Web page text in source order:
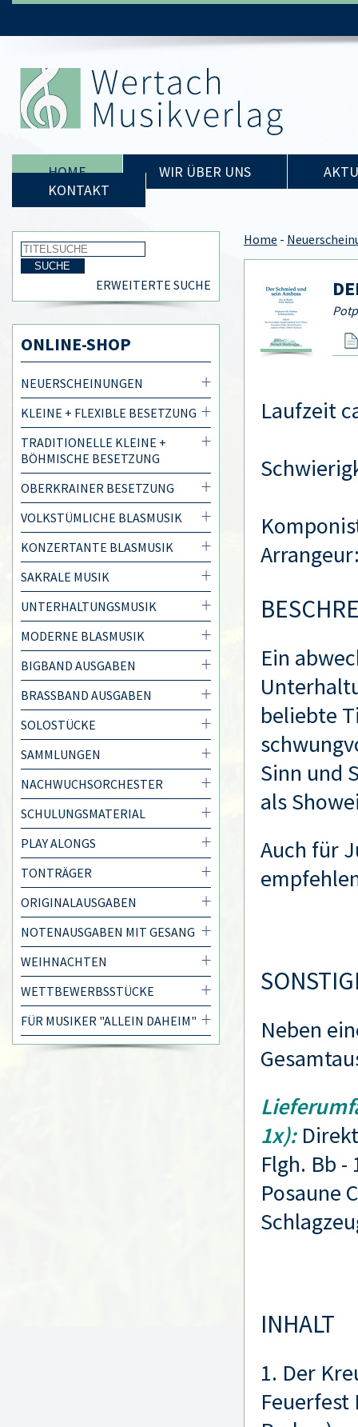
HOME WIR ÜBER UNS
KONTAKT
ERWEITERTE SUCHE
ONLINE-SHOP
NEUERSCHEINUNGEN
KLEINE + FLEXIBLE BESETZUNG
TRADITIONELLE KLEINE +
BÖHMISCHE BESETZUNG
OBERKRAINER BESETZUNG
VOLKSTÜMLICHE BLASMUSIK
KONZERTANTE BLASMUSIK
SAKRALE MUSIK
UNTERHALTUNGSMUSIK
MODERNE BLASMUSIK
BIGBAND AUSGABEN
BRASSBAND AUSGABEN
SOLOSTÜCKE
SAMMLUNGEN
NACHWUCHSORCHESTER
SCHULUNGSMATERIAL
PLAY ALONGS
TONTRÄGER
ORIGINALAUSGABEN
NOTENAUSGABEN MIT GESANG
WEIHNACHTEN
WETTBEWERBSSTÜCKE
FÜR MUSIKER "ALLEIN DAHEIM"
Home -
Laufzeit
Ein
beliebte
Sinn und
als
Auch für
Neben
1x):
Flgh. Bb -
Posaune
INHALT
1. Der
Feuerfest